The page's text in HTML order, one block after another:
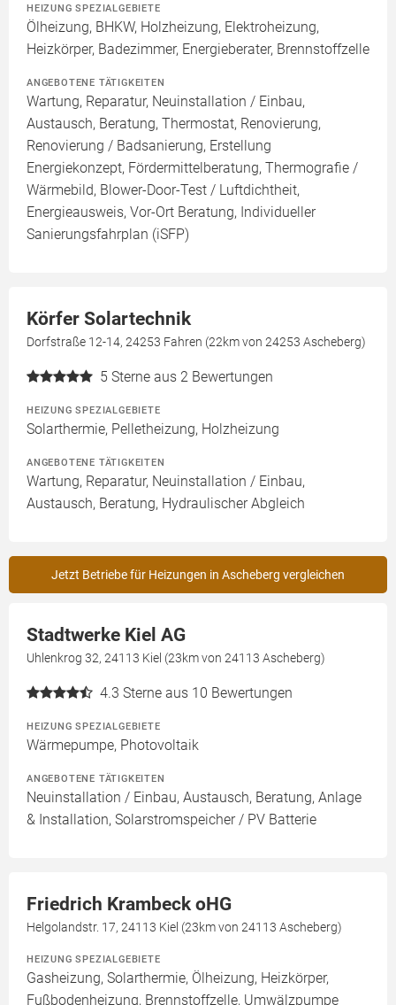
HEIZUNG SPEZIALGEBIETE
Ölheizung, BHKW, Holzheizung, Elektroheizung,
Heizkörper, Badezimmer, Energieberater, Brennstoffzelle
ANGEBOTENE TÄTIGKEITEN
Wartung, Reparatur, Neuinstallation / Einbau,
Austausch, Beratung, Thermostat, Renovierung,
Renovierung / Badsanierung, Erstellung
Energiekonzept, Fördermittelberatung, Thermografie /
Wärmebild, Blower-Door-Test / Luftdichtheit,
Energieausweis, Vor-Ort Beratung, Individueller
Sanierungsfahrplan (iSFP)
Körfer Solartechnik
Dorfstraße 12-14, 24253 Fahren (22km von 24253 Ascheberg)
5 Sterne aus 2 Bewertungen
HEIZUNG SPEZIALGEBIETE
Solarthermie, Pelletheizung, Holzheizung
ANGEBOTENE TÄTIGKEITEN
Wartung, Reparatur, Neuinstallation / Einbau,
Austausch, Beratung, Hydraulischer Abgleich
Jetzt Betriebe für Heizungen in Ascheberg vergleichen
Stadtwerke Kiel AG
Uhlenkrog 32, 24113 Kiel (23km von 24113 Ascheberg)
4.3 Sterne aus 10 Bewertungen
HEIZUNG SPEZIALGEBIETE
Wärmepumpe, Photovoltaik
ANGEBOTENE TÄTIGKEITEN
Neuinstallation / Einbau, Austausch, Beratung, Anlage
& Installation, Solarstromspeicher / PV Batterie
Friedrich Krambeck oHG
Helgolandstr. 17, 24113 Kiel (23km von 24113 Ascheberg)
HEIZUNG SPEZIALGEBIETE
Gasheizung, Solarthermie, Ölheizung, Heizkörper,
Fußbodenheizung, Brennstoffzelle, Umwälzpumpe